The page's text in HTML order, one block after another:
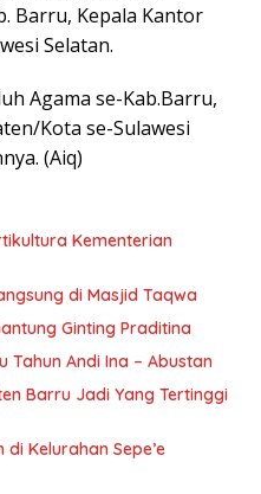
Barru, Kepala Kantor
Selatan.
Agama se-Kab.Barru,
Kota se-Sulawesi
(Aiq)
Kementerian
di Masjid Taqwa
Ginting Praditina
Tahun Andi Ina – Abustan
Barru Jadi Yang Tertinggi
Kelurahan Sepe’e